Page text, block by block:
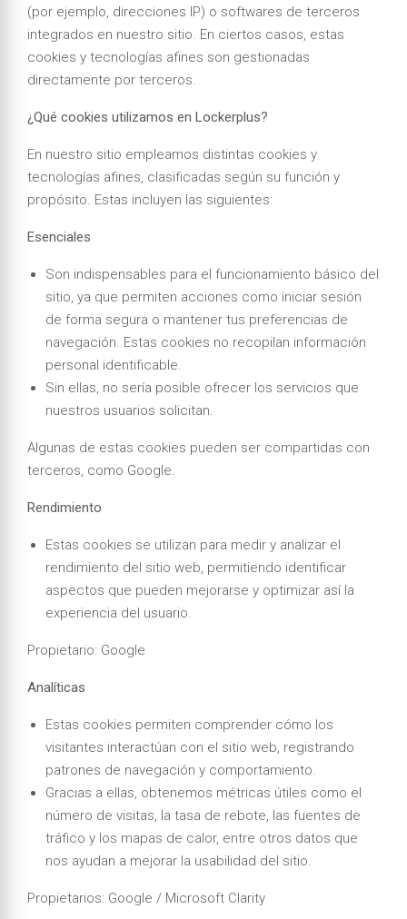
(por ejemplo, direcciones IP) o softwares de terceros
integrados en nuestro sitio. En ciertos casos, estas
cookies y tecnologías afines son gestionadas
directamente por terceros.
¿Qué cookies utilizamos en Lockerplus?
En nuestro sitio empleamos distintas cookies y
tecnologías afines, clasificadas según su función y
propósito. Estas incluyen las siguientes:
Esenciales
Son indispensables para el funcionamiento básico del
sitio, ya que permiten acciones como iniciar sesión
de forma segura o mantener tus preferencias de
navegación. Estas cookies no recopilan información
personal identificable.
Sin ellas, no sería posible ofrecer los servicios que
nuestros usuarios solicitan.
Algunas de estas cookies pueden ser compartidas con
terceros, como Google.
Rendimiento
Estas cookies se utilizan para medir y analizar el
rendimiento del sitio web, permitiendo identificar
aspectos que pueden mejorarse y optimizar así la
experiencia del usuario.
Propietario: Google
Analíticas
Estas cookies permiten comprender cómo los
visitantes interactúan con el sitio web, registrando
patrones de navegación y comportamiento.
Gracias a ellas, obtenemos métricas útiles como el
número de visitas, la tasa de rebote, las fuentes de
tráfico y los mapas de calor, entre otros datos que
nos ayudan a mejorar la usabilidad del sitio.
Propietarios: Google / Microsoft Clarity